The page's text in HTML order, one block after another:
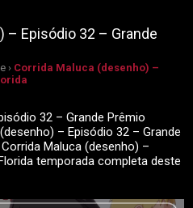
– Episódio 32 – Grande
› Corrida Maluca (desenho) –
32 – Grande Prêmio
– Episódio 32 – Grande
Maluca (desenho) –
temporada completa deste